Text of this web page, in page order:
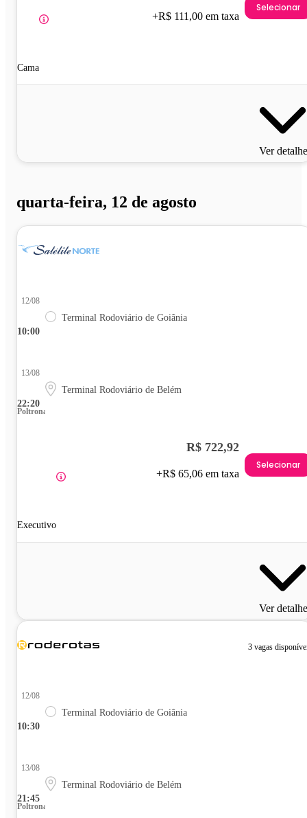
Cama
+R$ 111,00 em taxa
Selecionar
Ver
quarta-feira, 12 de agosto
10:00
12/08
Terminal Rodoviário de Goiânia
22:20
13/08
Terminal Rodoviário de Belém
Poltrona
Executivo
R$ 722,92
+R$ 65,06 em taxa
Selecionar
Ver
3 vagas
10:30
12/08
Terminal Rodoviário de Goiânia
21:45
13/08
Terminal Rodoviário de Belém
Poltrona